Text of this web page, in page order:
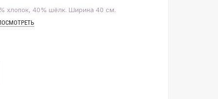
хлопок, 40% шёлк. Ширина 40 см.